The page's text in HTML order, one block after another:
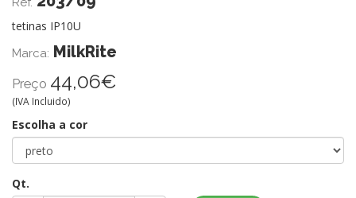
tetinas IP10U
Marca: MilkRite
Preço 44,06€
(IVA Incluido)
Escolha a cor
Qt.